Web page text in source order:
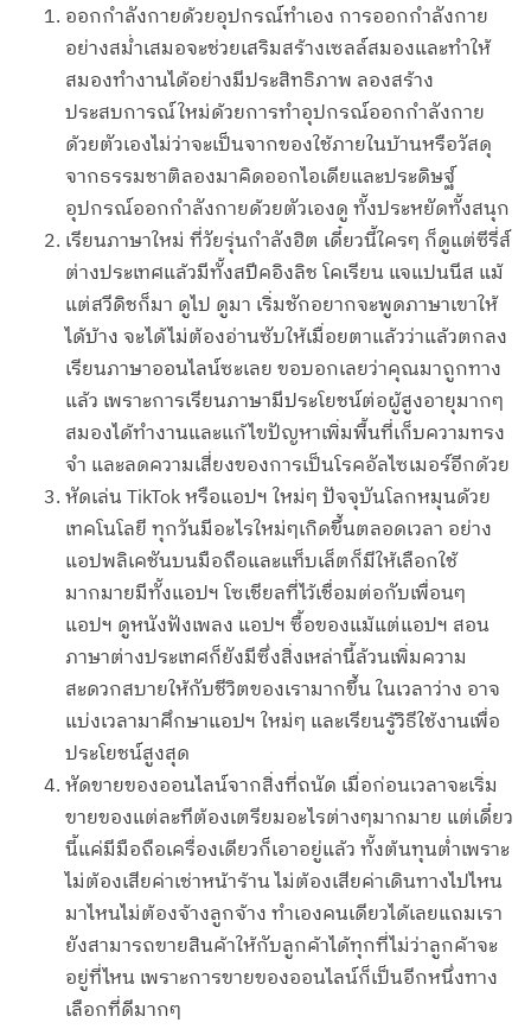
ออกกำลังกายด้วยอุปกรณ์ทำเอง การออกกำลังกาย
อย่างสม่ำเสมอจะช่วยเสริมสร้างเซลล์สมองและทำให้
สมองทำงานได้อย่างมีประสิทธิภาพ ลองสร้าง
ประสบการณ์ใหม่ด้วยการทำอุปกรณ์ออกกำลังกาย
ด้วยตัวเองไม่ว่าจะเป็นจากของใช้ภายในบ้านหรือวัสดุ
จากธรรมชาติลองมาคิดออกไอเดียและประดิษฐ์
อุปกรณ์ออกกำลังกายด้วยตัวเองดู ทั้งประหยัดทั้งสนุก
เรียนภาษาใหม่ ที่วัยรุ่นกำลังฮิต เดี๋ยวนี้ใครๆ ก็ดูแต่ซีรี่ส์
ต่างประเทศแล้วมีทั้งสปีคอิงลิช โคเรียน แจแปนนีส แม้
แต่สวีดิชก็มา ดูไป ดูมา เริ่มชักอยากจะพูดภาษาเขาให้
ได้บ้าง จะได้ไม่ต้องอ่านซับให้เมื่อยตาแล้วว่าแล้วตกลง
เรียนภาษาออนไลน์ซะเลย ขอบอกเลยว่าคุณมาถูกทาง
แล้ว เพราะการเรียนภาษามีประโยชน์ต่อผู้สูงอายุมากๆ
สมองได้ทำงานและแก้ไขปัญหาเพิ่มพื้นที่เก็บความทรง
จำ และลดความเสี่ยงของการเป็นโรคอัลไซเมอร์อีกด้วย
หัดเล่น TikTok หรือแอปฯ ใหม่ๆ ปัจจุบันโลกหมุนด้วย
เทคโนโลยี ทุกวันมีอะไรใหม่ๆเกิดขึ้นตลอดเวลา อย่าง
แอปพลิเคชันบนมือถือและแท็บเล็ตก็มีให้เลือกใช้
มากมายมีทั้งแอปฯ โซเชียลที่ไว้เชื่อมต่อกับเพื่อนๆ
แอปฯ ดูหนังฟังเพลง แอปฯ ซื้อของแม้แต่แอปฯ สอน
ภาษาต่างประเทศก็ยังมีซึ่งสิ่งเหล่านี้ล้วนเพิ่มความ
สะดวกสบายให้กับชีวิตของเรามากขึ้น ในเวลาว่าง อาจ
แบ่งเวลามาศึกษาแอปฯ ใหม่ๆ และเรียนรู้วิธีใช้งานเพื่อ
ประโยชน์สูงสุด
หัดขายของออนไลน์จากสิ่งที่ถนัด เมื่อก่อนเวลาจะเริ่ม
ขายของแต่ละทีต้องเตรียมอะไรต่างๆมากมาย แต่เดี๋ยว
นี้แค่มีมือถือเครื่องเดียวก็เอาอยู่แล้ว ทั้งต้นทุนต่ำเพราะ
ไม่ต้องเสียค่าเช่าหน้าร้าน ไม่ต้องเสียค่าเดินทางไปไหน
มาไหนไม่ต้องจ้างลูกจ้าง ทำเองคนเดียวได้เลยแถมเรา
ยังสามารถขายสินค้าให้กับลูกค้าได้ทุกที่ไม่ว่าลูกค้าจะ
อยู่ที่ไหน เพราะการขายของออนไลน์ก็เป็นอีกหนึ่งทาง
เลือกที่ดีมากๆ